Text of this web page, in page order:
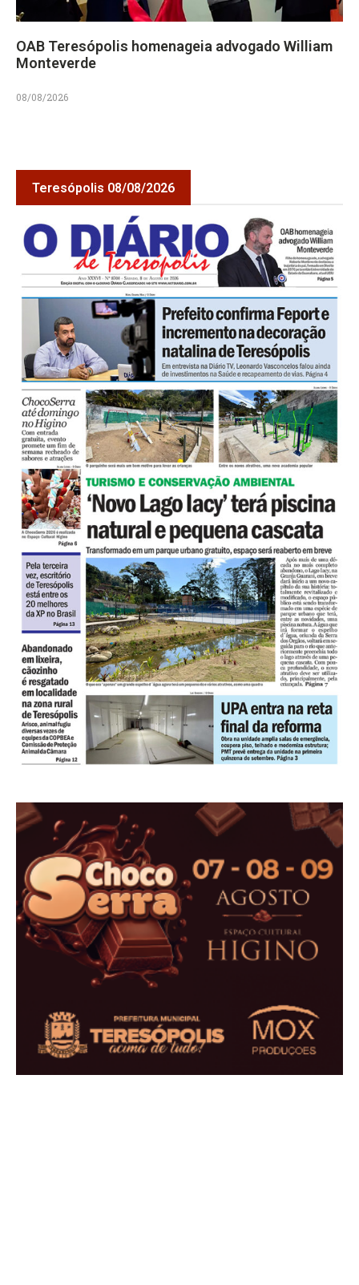
OAB Teresópolis homenageia advogado William
Monteverde
08/08/2026
Teresópolis 08/08/2026